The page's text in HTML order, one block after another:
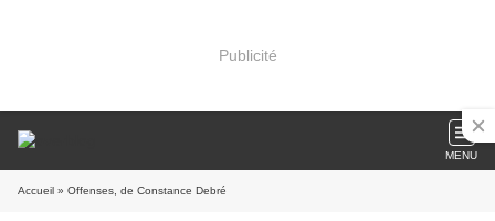
Publicité
MENU
Accueil » Offenses, de Constance Debré